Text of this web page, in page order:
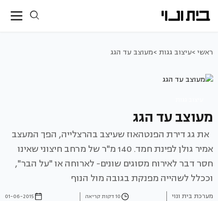
ראשי >עיצוב גגות >מעוצב עד הגג
מעוצב עד הגג
את גג דירת הפנטהאוז שעיצב בהרצלייה, הפך המעצב
אמיר גולן לפינת חמד. 140 מ"ר של מרחב חיצוני שאינו
חסר דבר לאירוח מסוגים שונים- לארוחה או "על הבר",
וככלל לשהייה מפנקת בגובה מול הנוף
מערכת בית ונוי 10 דקות קריאה 01-06-2015